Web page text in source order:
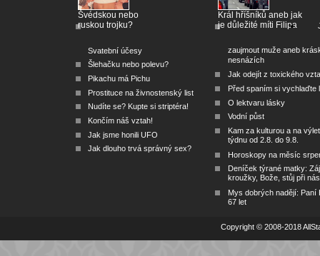
Švédskou nebo
ruskou trojku?
Svatební účesy
Šlehačku nebo polevu?
Pikachu má Pichu
Prostituce na živnostenský list
Nudíte se? Kupte si striptéra!
Končím náš vztah!
Jak jsme honili UFO
Jak dlouho trvá správný sex?
Král hříšníků aneb jak
je důležité míti Filipa
zaujmout muže aneb
nesnázích
Jak odejít z toxického
Před spaním si vychlaďte
O lektvaru lásky
Vodní půst
Kam za kulturou a na
týdnu od 2.8. do 9.8.
Horoskopy na měsíc
Deníček týrané matky:
kroužky, Bože, stůj při nás
Mys dobrých nadějí: Paní
67 let
Copyright © 2008-2018